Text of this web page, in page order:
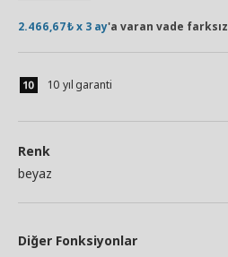
2.466,67₺ x 3 ay'a varan vade farksız
10 yıl garanti
Renk
beyaz
Diğer Fonksiyonlar